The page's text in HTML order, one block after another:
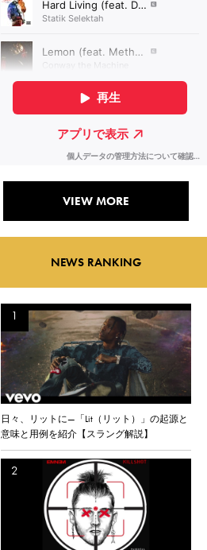
VIEW MORE
NEWS RANKING
日々、リットに—「Lit（リット）」の起源と
意味と用例を紹介【スラング解説】